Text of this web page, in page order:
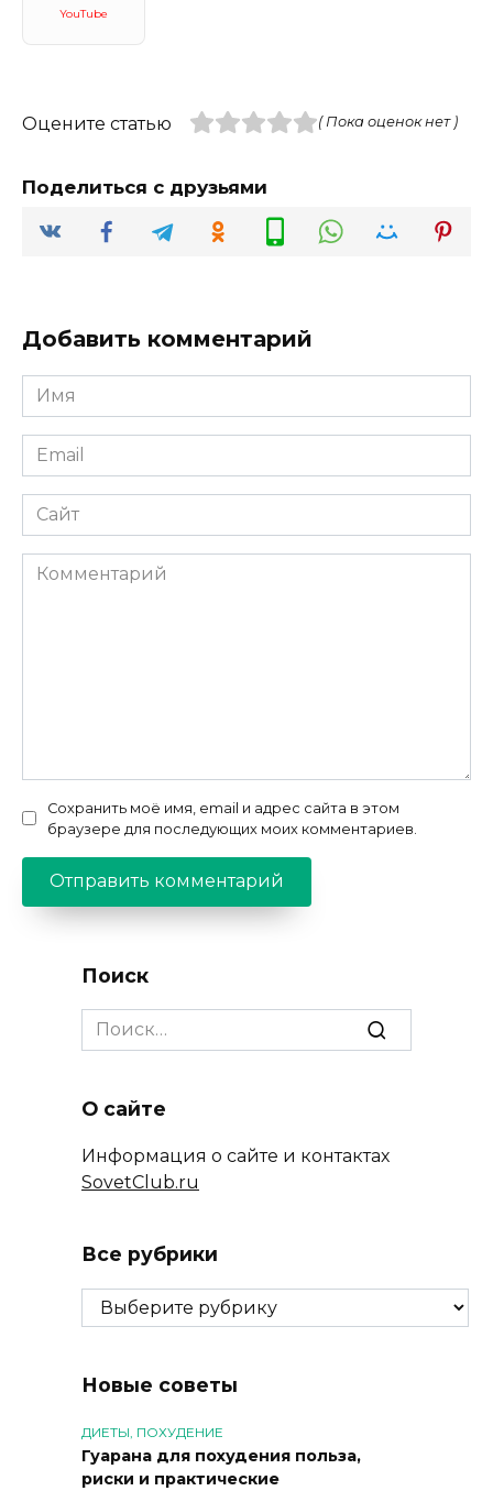
YouTube
Оцените статью ( Пока оценок нет )
Поделиться с друзьями
Добавить комментарий
Имя
*
Email
*
Сайт
Комментарий
Сохранить моё имя, email и адрес сайта в этом
браузере для последующих моих комментариев.
Поиск
Search
for:
О сайте
Информация о сайте и контактах
SovetClub.ru
Все рубрики
Все
рубрики
Новые советы
ДИЕТЫ, ПОХУДЕНИЕ
Гуарана для похудения польза,
риски и практические